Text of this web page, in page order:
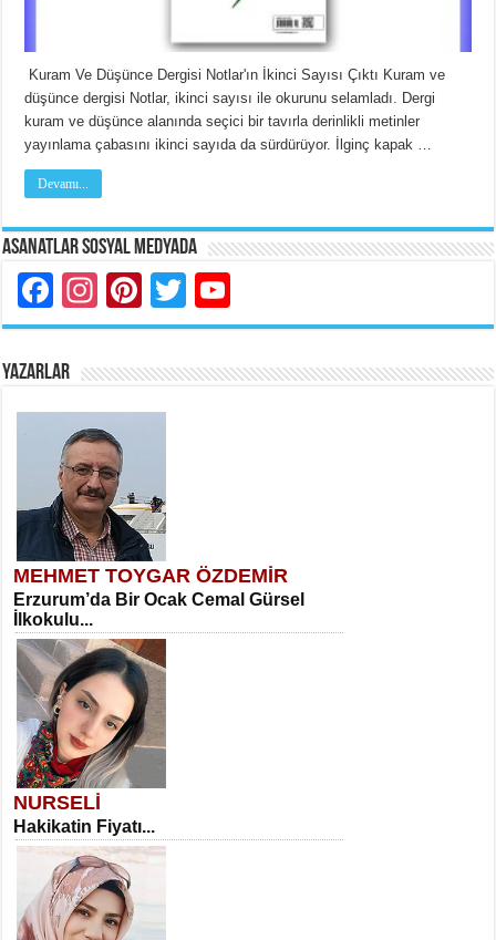
Kuram Ve Düşünce Dergisi Notlar'ın İkinci Sayısı Çıktı Kuram ve
düşünce dergisi Notlar, ikinci sayısı ile okurunu selamladı. Dergi
kuram ve düşünce alanında seçici bir tavırla derinlikli metinler
yayınlama çabasını ikinci sayıda da sürdürüyor. İlginç kapak …
Devamı...
Asanatlar Sosyal Medyada
Facebook
Instagram
Pinterest
Twitter
YAZARLAR
MEHMET TOYGAR ÖZDEMİR
Erzurum’da Bir Ocak Cemal Gürsel
İlkokulu...
NURSELİ
Hakikatin Fiyatı...